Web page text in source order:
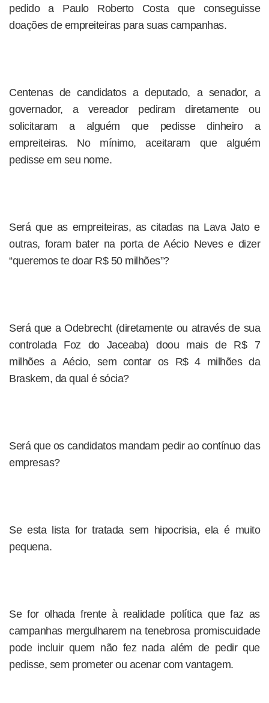
pedido a Paulo Roberto Costa que conseguisse
doações de empreiteiras para suas campanhas.
Centenas de candidatos a deputado, a senador, a
governador, a vereador pediram diretamente ou
solicitaram a alguém que pedisse dinheiro a
empreiteiras. No mínimo, aceitaram que alguém
pedisse em seu nome.
Será que as empreiteiras, as citadas na Lava Jato e
outras, foram bater na porta de Aécio Neves e dizer
“queremos te doar R$ 50 milhões”?
Será que a Odebrecht (diretamente ou através de sua
controlada Foz do Jaceaba) doou mais de R$ 7
milhões a Aécio, sem contar os R$ 4 milhões da
Braskem, da qual é sócia?
Será que os candidatos mandam pedir ao contínuo das
empresas?
Se esta lista for tratada sem hipocrisia, ela é muito
pequena.
Se for olhada frente à realidade política que faz as
campanhas mergulharem na tenebrosa promiscuidade
pode incluir quem não fez nada além de pedir que
pedisse, sem prometer ou acenar com vantagem.